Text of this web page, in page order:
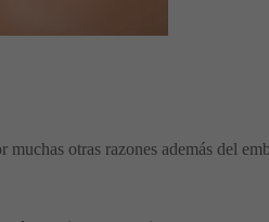
otras razones además del